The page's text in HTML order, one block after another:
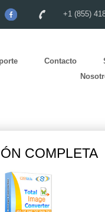
+1 (855)
Contacto
COMPLETA